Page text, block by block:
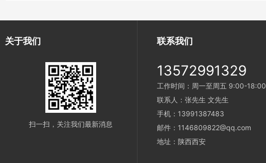
关于我们
扫一扫，关注我们最新消息
联系我们
13572991329
工作时间：周一至周五 9:00-18:00
联系人：张先生 文先生
手机：13991387483
邮件：1146809822@qq.com
地址：陕西西安